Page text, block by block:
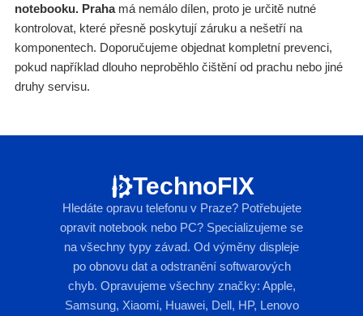
notebooku. Prahamá nemálo dílen, proto je určitě nutné
kontrolovat, které přesně poskytují záruku a nešetří na
komponentech. Doporučujeme objednat kompletní prevenci,
pokud například dlouho neproběhlo čištění od prachu nebo jiné
druhy servisu.
TechnoFIX
Hledáte opravu telefonu v Praze? Potřebujete
opravit notebook nebo PC? Specializujeme se
na všechny typy závad. Od výměny displeje
po obnovu dat a odstranění softwarových
chyb. Opravujeme všechny značky: Apple,
Samsung, Xiaomi, Huawei, Dell, HP, Lenovo